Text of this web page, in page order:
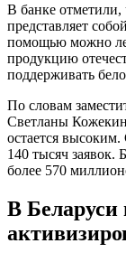
В банке отметили,
представляет
помощью можно
продукцию
поддерживать
По словам
Светланы
остается
140 тысяч
более 570
В